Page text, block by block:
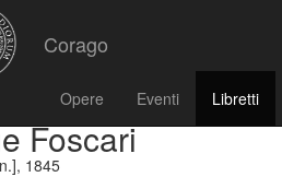
Corago
Opere Eventi Libretti
Foscari
1845